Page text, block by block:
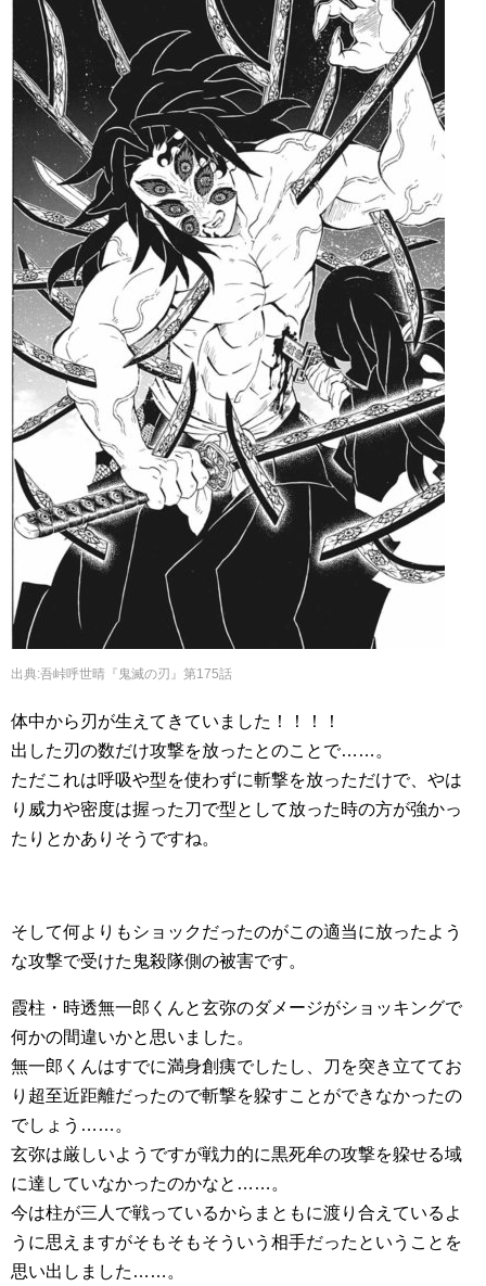
出典:吾峠呼世晴『鬼滅の刃』第175話
体中から刃が生えてきていました！！！！
出した刃の数だけ攻撃を放ったとのことで……。
ただこれは呼吸や型を使わずに斬撃を放っただけで、やは
り威力や密度は握った刀で型として放った時の方が強かっ
たりとかありそうですね。
そして何よりもショックだったのがこの適当に放ったよう
な攻撃で受けた鬼殺隊側の被害です。
霞柱・時透無一郎くんと玄弥のダメージがショッキングで
何かの間違いかと思いました。
無一郎くんはすでに満身創痍でしたし、刀を突き立ててお
り超至近距離だったので斬撃を躱すことができなかったの
でしょう……。
玄弥は厳しいようですが戦力的に黒死牟の攻撃を躱せる域
に達していなかったのかなと……。
今は柱が三人で戦っているからまともに渡り合えているよ
うに思えますがそもそもそういう相手だったということを
思い出しました……。